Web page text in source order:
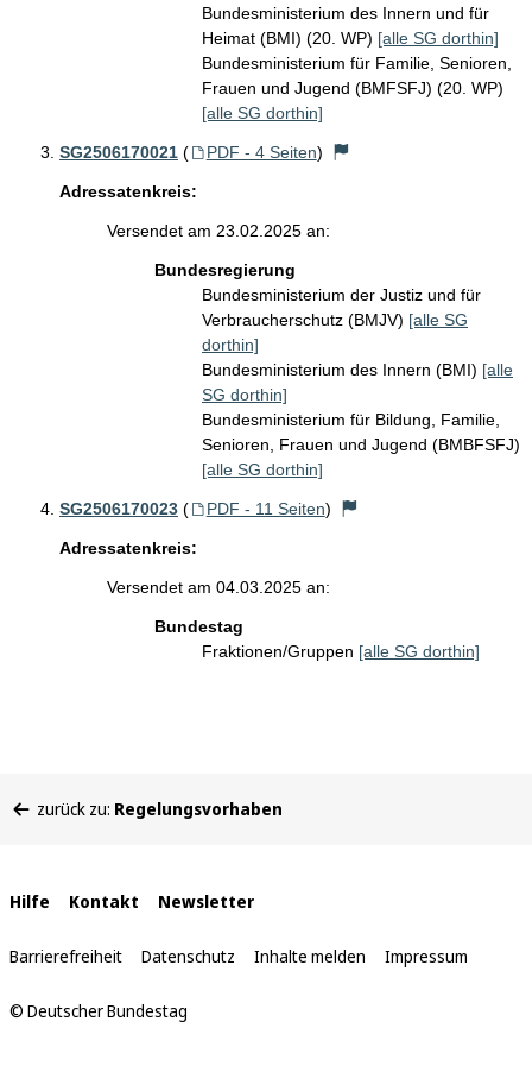
Bundesministerium des Innern und für
Heimat (BMI) (20. WP) [alle SG dorthin]
Bundesministerium für Familie, Senioren,
Frauen und Jugend (BMFSFJ) (20. WP)
[alle SG dorthin]
SG2506170021 ( PDF - 4 Seiten)
Adressatenkreis:
Versendet am 23.02.2025 an:
Bundesregierung
Bundesministerium der Justiz und für
Verbraucherschutz (BMJV) [alle SG
dorthin]
Bundesministerium des Innern (BMI) [alle
SG dorthin]
Bundesministerium für Bildung, Familie,
Senioren, Frauen und Jugend (BMBFSFJ)
[alle SG dorthin]
SG2506170023 ( PDF - 11 Seiten)
Adressatenkreis:
Versendet am 04.03.2025 an:
Bundestag
Fraktionen/Gruppen [alle SG dorthin]
befinden
zurück zu: Regelungsvorhaben
Interne
Links
Hilfe Kontakt Newsletter
Barrierefreiheit Datenschutz Inhalte melden Impressum
© Deutscher Bundestag